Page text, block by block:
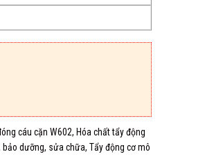
cáu cặn W602, Hóa chất tẩy động
bảo dưỡng, sửa chữa, Tẩy động cơ mô